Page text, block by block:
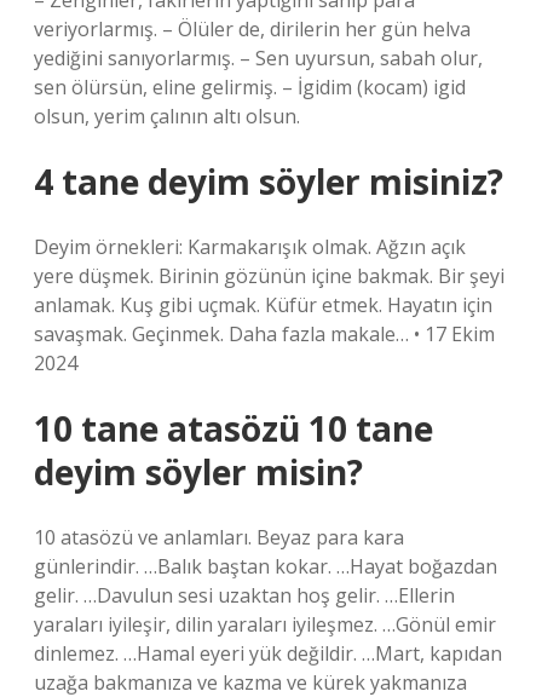
veriyorlarmış. – Ölüler de, dirilerin her gün helva
yediğini sanıyorlarmış. – Sen uyursun, sabah olur,
sen ölürsün, eline gelirmiş. – İgidim (kocam) igid
olsun, yerim çalının altı olsun.
4 tane deyim söyler misiniz?
Deyim örnekleri: Karmakarışık olmak. Ağzın açık
yere düşmek. Birinin gözünün içine bakmak. Bir şeyi
anlamak. Kuş gibi uçmak. Küfür etmek. Hayatın için
savaşmak. Geçinmek. Daha fazla makale… • 17 Ekim
2024
10 tane atasözü 10 tane
deyim söyler misin?
10 atasözü ve anlamları. Beyaz para kara
günlerindir. …Balık baştan kokar. …Hayat boğazdan
gelir. …Davulun sesi uzaktan hoş gelir. …Ellerin
yaraları iyileşir, dilin yaraları iyileşmez. …Gönül emir
dinlemez. …Hamal eyeri yük değildir. …Mart, kapıdan
uzağa bakmanıza ve kazma ve kürek yakmanıza